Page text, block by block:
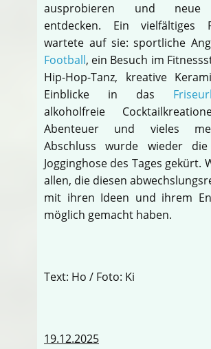
ausprobieren und neue
entdecken. Ein vielfältiges
wartete auf sie: sportliche
Football, ein Besuch im
Hip-Hop-Tanz, kreative
Einblicke in das
alkoholfreie
Abenteuer und vieles
Abschluss wurde wieder
Jogginghose des Tages gekürt.
allen, die diesen
mit ihren Ideen und ihrem
möglich gemacht haben.
Text: Ho / Foto: Ki
19.12.2025